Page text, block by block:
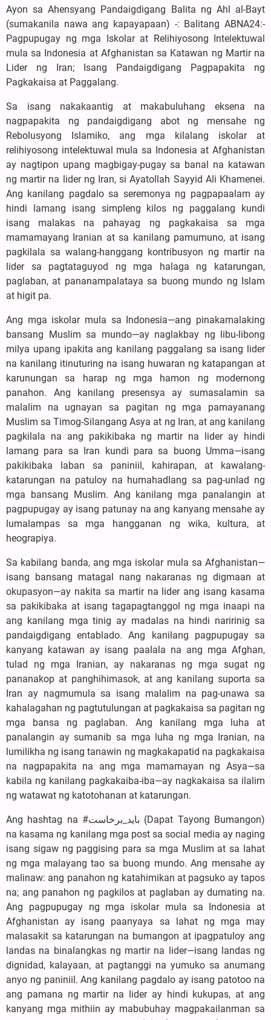
Ayon sa Ahensyang Pandaigdigang Balita ng Ahl al-Bayt
(sumakanila nawa ang kapayapaan) -: Balitang ABNA24:-
Pagpupugay ng mga Iskolar at Relihiyosong Intelektuwal
mula sa Indonesia at Afghanistan sa Katawan ng Martir na
Lider ng Iran; Isang Pandaigdigang Pagpapakita ng
Pagkakaisa at Paggalang.
Sa isang nakakaantig at makabuluhang eksena na
nagpapakita ng pandaigdigang abot ng mensahe ng
Rebolusyong Islamiko, ang mga kilalang iskolar at
relihiyosong intelektuwal mula sa Indonesia at Afghanistan
ay nagtipon upang magbigay-pugay sa banal na katawan
ng martir na lider ng Iran, si Ayatollah Sayyid Ali Khamenei.
Ang kanilang pagdalo sa seremonya ng pagpapaalam ay
hindi lamang isang simpleng kilos ng paggalang kundi
isang malakas na pahayag ng pagkakaisa sa mga
mamamayang Iranian at sa kanilang pamumuno, at isang
pagkilala sa walang-hanggang kontribusyon ng martir na
lider sa pagtataguyod ng mga halaga ng katarungan,
paglaban, at pananampalataya sa buong mundo ng Islam
at higit pa.
Ang mga iskolar mula sa Indonesia—ang pinakamalaking
bansang Muslim sa mundo—ay naglakbay ng libu-libong
milya upang ipakita ang kanilang paggalang sa isang lider
na kanilang itinuturing na isang huwaran ng katapangan at
karunungan sa harap ng mga hamon ng modernong
panahon. Ang kanilang presensya ay sumasalamin sa
malalim na ugnayan sa pagitan ng mga pamayanang
Muslim sa Timog-Silangang Asya at ng Iran, at ang kanilang
pagkilala na ang pakikibaka ng martir na lider ay hindi
lamang para sa Iran kundi para sa buong Umma—isang
pakikibaka laban sa paniniil, kahirapan, at kawalang-
katarungan na patuloy na humahadlang sa pag-unlad ng
mga bansang Muslim. Ang kanilang mga panalangin at
pagpupugay ay isang patunay na ang kanyang mensahe ay
lumalampas sa mga hangganan ng wika, kultura, at
heograpiya.
Sa kabilang banda, ang mga iskolar mula sa Afghanistan—
isang bansang matagal nang nakaranas ng digmaan at
okupasyon—ay nakita sa martir na lider ang isang kasama
sa pakikibaka at isang tagapagtanggol ng mga inaapi na
ang kanilang mga tinig ay madalas na hindi naririnig sa
pandaigdigang entablado. Ang kanilang pagpupugay sa
kanyang katawan ay isang paalala na ang mga Afghan,
tulad ng mga Iranian, ay nakaranas ng mga sugat ng
pananakop at panghihimasok, at ang kanilang suporta sa
Iran ay nagmumula sa isang malalim na pag-unawa sa
kahalagahan ng pagtutulungan at pagkakaisa sa pagitan ng
mga bansa ng paglaban. Ang kanilang mga luha at
panalangin ay sumanib sa mga luha ng mga Iranian, na
lumilikha ng isang tanawin ng magkakapatid na pagkakaisa
na nagpapakita na ang mga mamamayan ng Asya—sa
kabila ng kanilang pagkakaiba-iba—ay nagkakaisa sa ilalim
ng watawat ng katotohanan at katarungan.
Ang hashtag na #باید_برخاست (Dapat Tayong Bumangon)
na kasama ng kanilang mga post sa social media ay naging
isang sigaw ng paggising para sa mga Muslim at sa lahat
ng mga malayang tao sa buong mundo. Ang mensahe ay
malinaw: ang panahon ng katahimikan at pagsuko ay tapos
na; ang panahon ng pagkilos at paglaban ay dumating na.
Ang pagpupugay ng mga iskolar mula sa Indonesia at
Afghanistan ay isang paanyaya sa lahat ng mga may
malasakit sa katarungan na bumangon at ipagpatuloy ang
landas na binalangkas ng martir na lider—isang landas ng
dignidad, kalayaan, at pagtanggi na yumuko sa anumang
anyo ng paniniil. Ang kanilang pagdalo ay isang patotoo na
ang pamana ng martir na lider ay hindi kukupas, at ang
kanyang mga mithiin ay mabubuhay magpakailanman sa